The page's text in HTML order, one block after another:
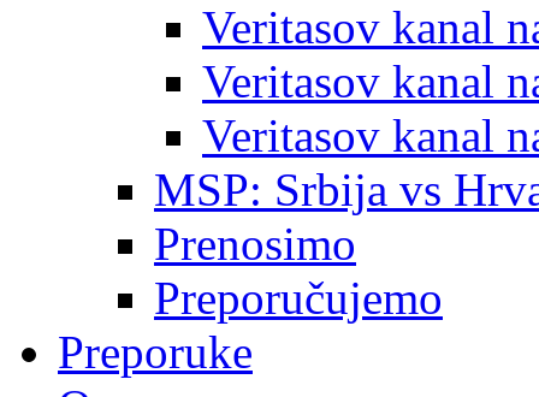
Veritasov kanal
Veritasov kanal
Veritasov kanal
MSP: Srbija vs
Prenosimo
Preporučujemo
Preporuke